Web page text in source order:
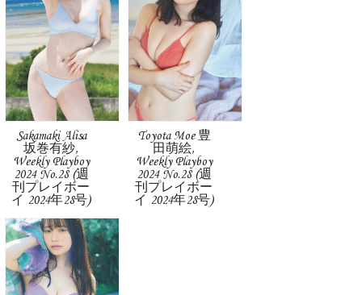
Sakamaki Alisa
坂巻有紗,
Weekly Playboy
2024 No.28 (週
刊プレイボー
イ 2024年28号)
Toyota Moe 豊
田萌絵,
Weekly Playboy
2024 No.28 (週
刊プレイボー
イ 2024年28号)